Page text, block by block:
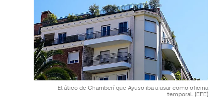
El ático de Chamberí que Ayuso iba a usar como oficina
temporal. (EFE)